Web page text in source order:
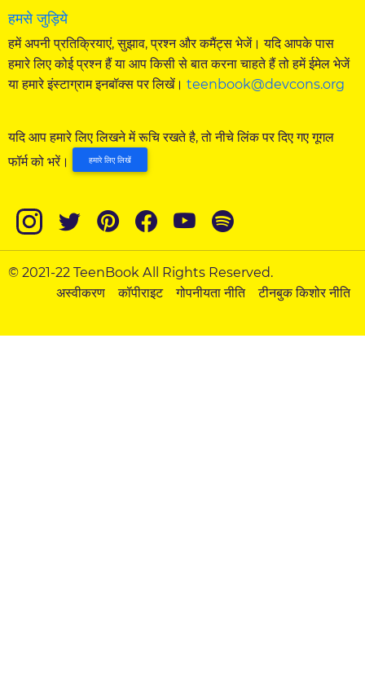
हमसे जुड़िये
हमें अपनी प्रतिक्रियाएं, सुझाव, प्रश्न और कमैंट्स भेजें। यदि आपके पास
हमारे लिए कोई प्रश्न हैं या आप किसी से बात करना चाहते हैं तो हमें ईमेल भेजें
या हमारे इंस्टाग्राम इनबॉक्स पर लिखें।teenbook@devcons.org
यदि आप हमारे लिए लिखने में रूचि रखते है, तो नीचे लिंक पर दिए गए गूगल
फॉर्म को भरें।
हमारे लिए लिखें
© 2021-22 TeenBook All Rights Reserved.
अस्वीकरण
कॉपीराइट गोपनीयता नीति टीनबुक किशोर नीति